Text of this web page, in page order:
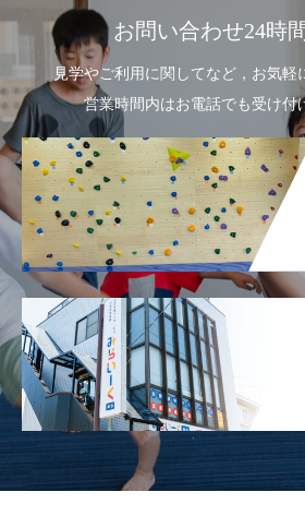
お問い合わせ24時
見学やご利用に関してなど，お気軽
営業時間内はお電話でも受け付